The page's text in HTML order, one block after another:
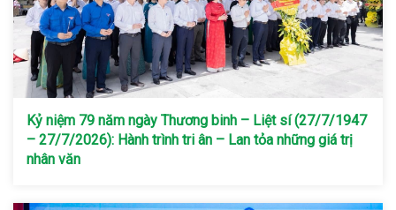
Kỷ niệm 79 năm ngày Thương binh – Liệt sí (27/7/1947
– 27/7/2026): Hành trình tri ân – Lan tỏa những giá trị
nhân văn